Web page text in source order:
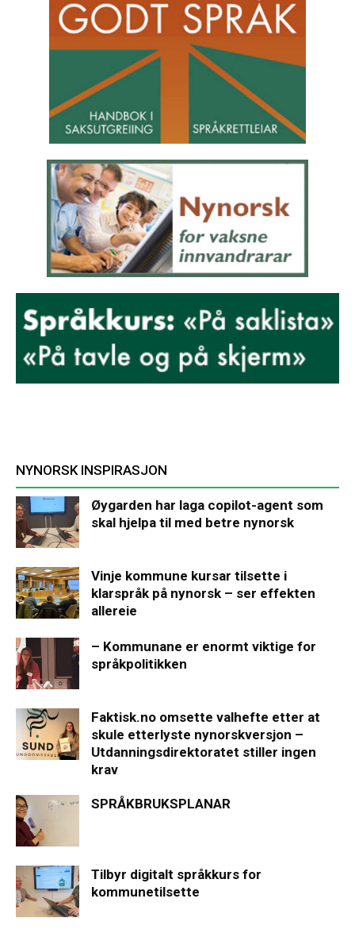
NYNORSK INSPIRASJON
Øygarden har laga copilot-agent som
skal hjelpa til med betre nynorsk
Vinje kommune kursar tilsette i
klarspråk på nynorsk – ser effekten
allereie
– Kommunane er enormt viktige for
språkpolitikken
Faktisk.no omsette valhefte etter at
skule etterlyste nynorskversjon –
Utdanningsdirektoratet stiller ingen
krav
SPRÅKBRUKSPLANAR
Tilbyr digitalt språkkurs for
kommunetilsette